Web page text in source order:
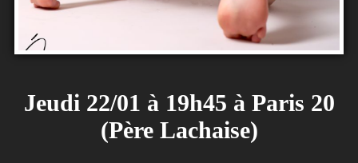
Jeudi 22/01 à 19h45 à Paris 20
(Père Lachaise)